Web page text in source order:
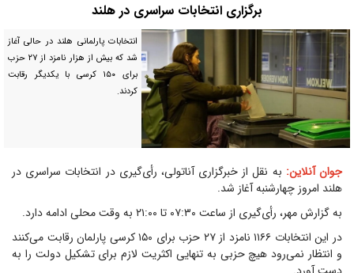
برگزاری انتخابات سراسری در هلند
انتخابات پارلمانی هلند در حالی آغاز
شد که بیش از هزار نامزد از ۲۷ حزب
برای ۱۵۰ کرسی با یکدیگر رقابت
کردند.
جوان آنلاین: به نقل از خبرگزاری آناتولی، رأی‌گیری در انتخابات سراسری در
هلند امروز چهارشنبه آغاز شد.
به گزارش مهر، رأی‌گیری از ساعت ۰۷:۳۰ تا ۲۱:۰۰ به وقت محلی ادامه دارد.
در این انتخابات ۱۱۶۶ نامزد از ۲۷ حزب برای ۱۵۰ کرسی پارلمان رقابت می‌کنند
و انتظار نمی‌رود هیچ حزبی به تنهایی اکثریت لازم برای تشکیل دولت را به